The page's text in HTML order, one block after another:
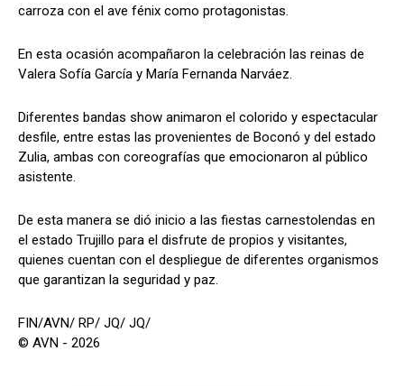
carroza con el ave fénix como protagonistas.
En esta ocasión acompañaron la celebración las reinas de
Valera Sofía García y María Fernanda Narváez.
Diferentes bandas show animaron el colorido y espectacular
desfile, entre estas las provenientes de Boconó y del estado
Zulia, ambas con coreografías que emocionaron al público
asistente.
De esta manera se dió inicio a las fiestas carnestolendas en
el estado Trujillo para el disfrute de propios y visitantes,
quienes cuentan con el despliegue de diferentes organismos
que garantizan la seguridad y paz.
FIN/AVN/ RP/ JQ/ JQ/
© AVN - 2026